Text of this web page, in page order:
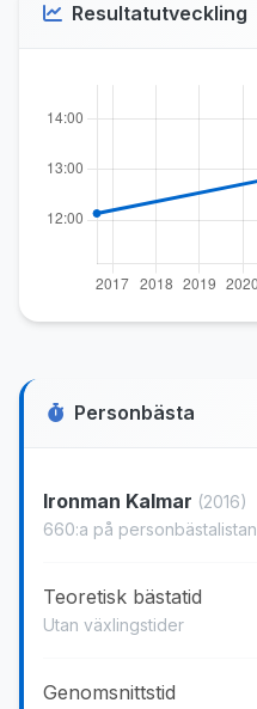
Personbästa
Ironman Kalmar (2016)
660:a på personbästalistan
Teoretisk bästatid
Utan växlingstider
Genomsnittstid
Resultatutveckling